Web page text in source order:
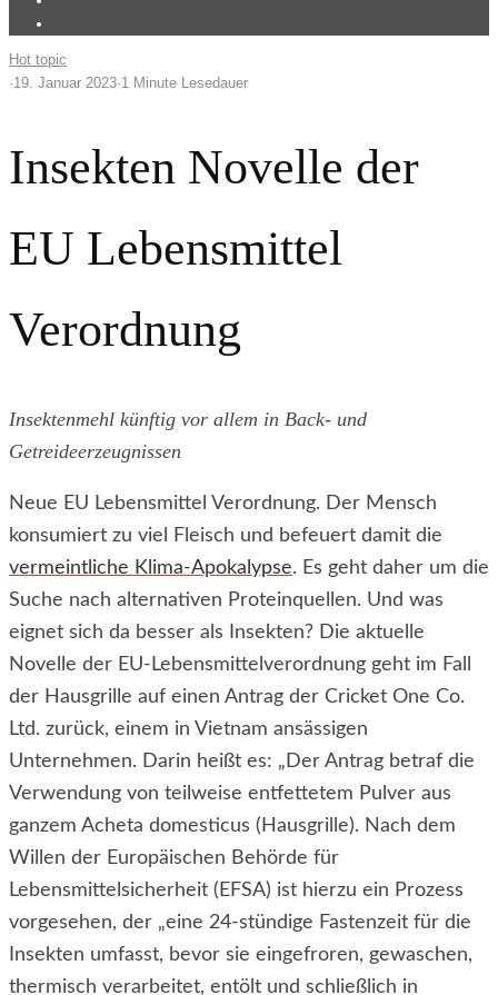
Hot topic
·19. Januar 2023·1 Minute Lesedauer
Insekten Novelle der
EU Lebensmittel
Verordnung
Insektenmehl künftig vor allem in Back- und
Getreideerzeugnissen
Neue EU Lebensmittel Verordnung. Der Mensch
konsumiert zu viel Fleisch und befeuert damit die
vermeintliche Klima-Apokalypse. Es geht daher um die
Suche nach alternativen Proteinquellen. Und was
eignet sich da besser als Insekten? Die aktuelle
Novelle der EU-Lebensmittelverordnung geht im Fall
der Hausgrille auf einen Antrag der Cricket One Co.
Ltd. zurück, einem in Vietnam ansässigen
Unternehmen. Darin heißt es: „Der Antrag betraf die
Verwendung von teilweise entfettetem Pulver aus
ganzem Acheta domesticus (Hausgrille). Nach dem
Willen der Europäischen Behörde für
Lebensmittelsicherheit (EFSA) ist hierzu ein Prozess
vorgesehen, der „eine 24-stündige Fastenzeit für die
Insekten umfasst, bevor sie eingefroren, gewaschen,
thermisch verarbeitet, entölt und schließlich in